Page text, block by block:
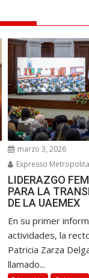
marzo 3, 2026
Expresso
LIDERAZGO
PARA LA
DE LA UAEMEX
En su primer
actividades, la
Patricia Zarza
llamado...